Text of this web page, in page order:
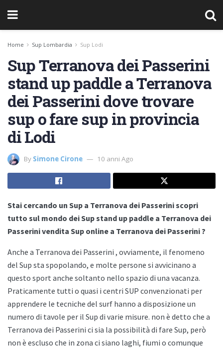
Home Sup Lombardia Sup Lodi
Sup Terranova dei Passerini
stand up paddle a Terranova
dei Passerini dove trovare
sup o fare sup in provincia
di Lodi
By Simone Cirone 10 anni Ago
Stai cercando un Sup a Terranova dei Passerini scopri
tutto sul mondo dei Sup stand up paddle a Terranova dei
Passerini vendita Sup online a Terranova dei Passerini ?
Anche a Terranova dei Passerini , ovviamente, il fenomeno
del Sup sta spopolando, e molte persone si avvicinano a
questo sport anche soltanto nello spazio di una vacanza.
Praticamente tutti o quasi i centri SUP convenzionati per
apprendere le tecniche del surf hanno a disposizione un
numero di tavole per il Sup di varie misure. non è detto che a
Terranova dei Passerini ci sia la possibilità di fare Sup, però
non è escluso che in zona ci siano laghi, fiumi o comunque